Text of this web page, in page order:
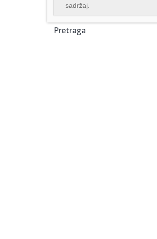
sadržaj.
Pretraga